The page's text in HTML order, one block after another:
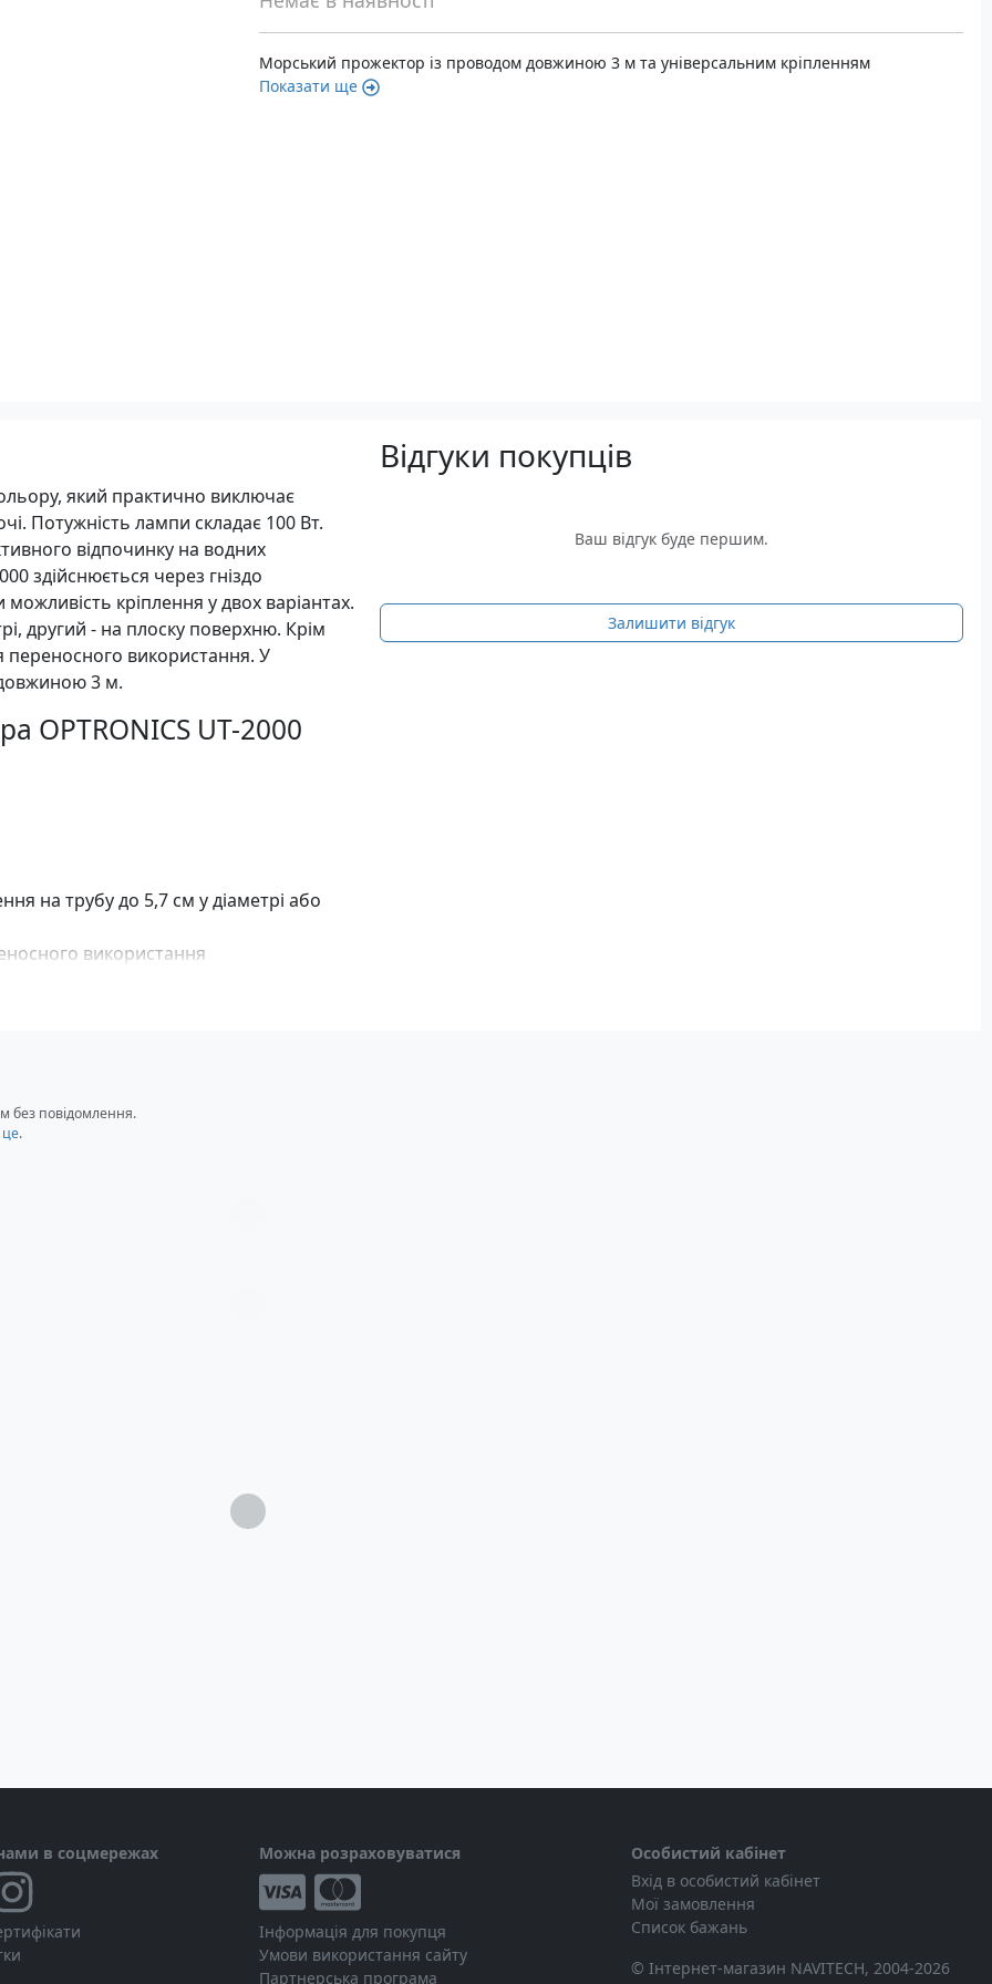
Морський прожектор із проводом довжиною 3 м та універсальним кріпленням
Показати ще
який практично виключає
Потужність лампи складає 100 Вт.
відпочинку на водних
здійснюється через гніздо
кріплення у двох варіантах.
другий - на плоску поверхню. Крім
переносного використання. У
3 м.
OPTRONICS UT-2000
на трубу до 5,7 см у діаметрі або
використання
Відгуки покупців
Ваш відгук буде першим.
Залишити відгук
без повідомлення.
.
Загрузка...
в соцмережах Можна розраховуватися
Інформація для покупця
Умови використання сайту
Партнерська програма
Особистий кабінет
Вхід в особистий кабінет
Мої замовлення
Список бажань
© Інтернет-магазин NAVITECH, 2004-2026